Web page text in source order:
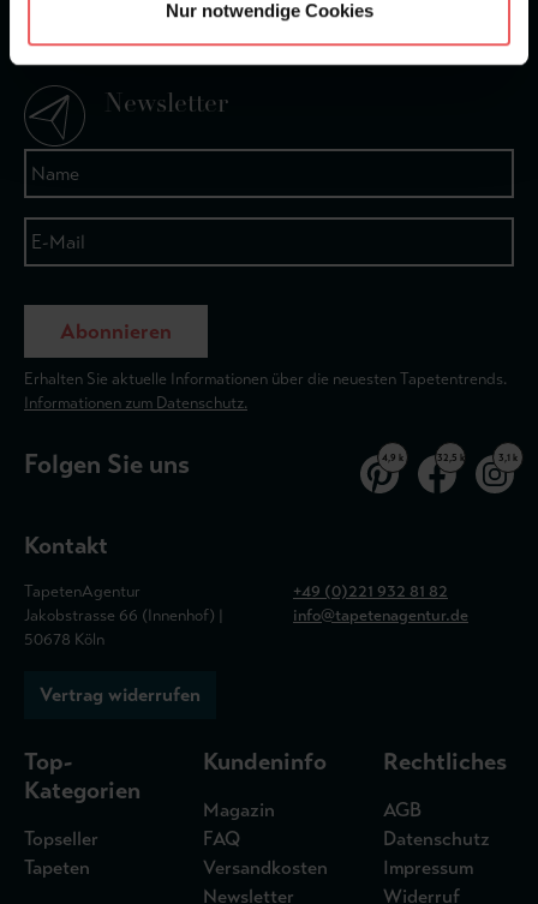
Nur notwendige Cookies
★★★★★Bei 1245 Bewertungen
Newsletter
Abonnieren
Erhalten Sie aktuelle Informationen über die neuesten Tapetentrends.
Informationen zum Datenschutz.
Folgen Sie uns 4,9 k 32,5 k 3,1 k
Kontakt
TapetenAgentur
Jakobstrasse 66 (Innenhof) |
50678 Köln
+49 (0)221 932 81 82
info@tapetenagentur.de
Vertrag widerrufen
Top-
Kategorien
Topseller
Tapeten
Kundeninfo
Magazin
FAQ
Versandkosten
Newsletter
Rechtliches
AGB
Datenschutz
Impressum
Widerruf